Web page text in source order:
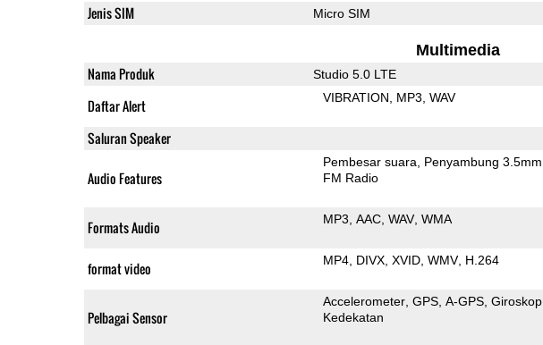
Jenis SIM Micro SIM
Multimedia
Nama Produk Studio 5.0 LTE
Daftar Alert VIBRATION MP3 WAV
Saluran Speaker
Audio Features
Pembesar suara
Penyambung 3.5mm
FM Radio
Formats Audio MP3 AAC WAV WMA
format video MP4 DIVX XVID WMV H.264
Pelbagai Sensor
Accelerometer GPS A-GPS Giroskop
Kedekatan